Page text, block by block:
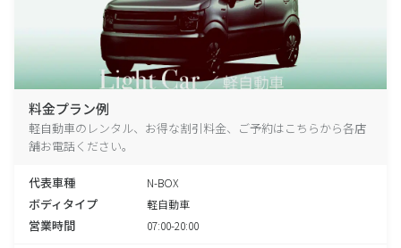
料金プラン例
軽自動車のレンタル、お得な割引料金、ご予約はこちらから各店
舗お電話ください。
代表車種 N-BOX
ボディタイプ 軽自動車
営業時間 07:00-20:00